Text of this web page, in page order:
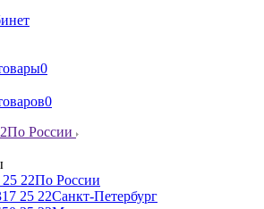
0
0
По России
22По России
25 22Санкт-Петербург